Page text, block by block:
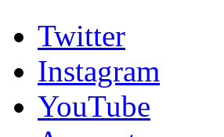
Twitter
Instagram
YouTube